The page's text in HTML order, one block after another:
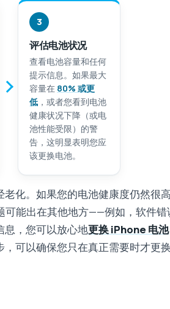
3
评估电池状况
查看电池容量和任何
提示信息。如果最大
容量在 80% 或更
低 ，或者您看到电池
健康状况下降（或电
池性能受限）的警
告，这明显表明您应
该更换电池。
化。如果您的电池健康度仍然很
能出在其他地方——例如，软件错
息，您可以放心地更换 iPhone 电池
可以确保您只在真正需要时才更